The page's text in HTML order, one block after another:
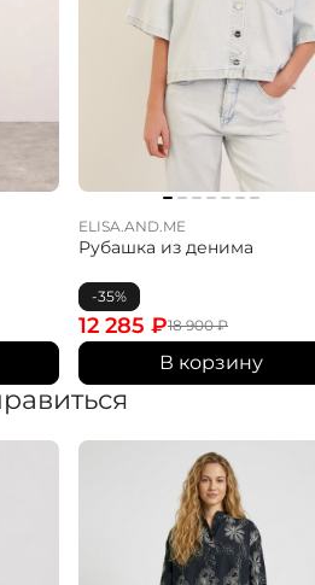
ELISA.AND.ME
Рубашка из денима
-35%
18 900₽
12 285 ₽
В корзину